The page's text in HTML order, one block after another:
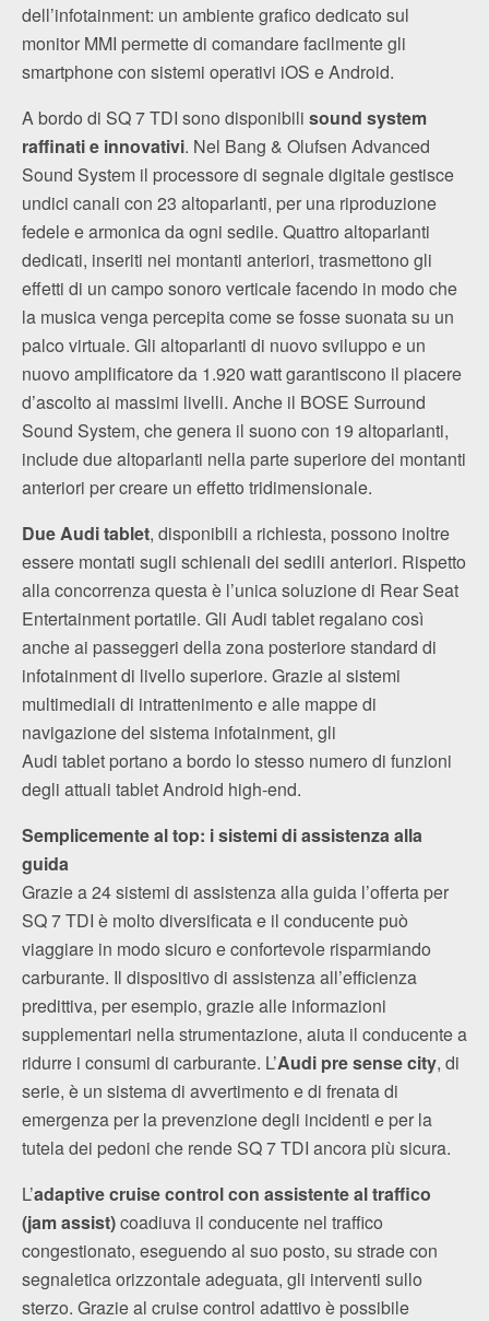
dell’infotainment: un ambiente grafico dedicato sul
monitor MMI permette di comandare facilmente gli
smartphone con sistemi operativi iOS e Android.
A bordo di SQ 7 TDI sono disponibili sound system
raffinati e innovativi. Nel Bang & Olufsen Advanced
Sound System il processore di segnale digitale gestisce
undici canali con 23 altoparlanti, per una riproduzione
fedele e armonica da ogni sedile. Quattro altoparlanti
dedicati, inseriti nei montanti anteriori, trasmettono gli
effetti di un campo sonoro verticale facendo in modo che
la musica venga percepita come se fosse suonata su un
palco virtuale. Gli altoparlanti di nuovo sviluppo e un
nuovo amplificatore da 1.920 watt garantiscono il piacere
d’ascolto ai massimi livelli. Anche il BOSE Surround
Sound System, che genera il suono con 19 altoparlanti,
include due altoparlanti nella parte superiore dei montanti
anteriori per creare un effetto tridimensionale.
Due Audi tablet, disponibili a richiesta, possono inoltre
essere montati sugli schienali dei sedili anteriori. Rispetto
alla concorrenza questa è l’unica soluzione di Rear Seat
Entertainment portatile. Gli Audi tablet regalano così
anche ai passeggeri della zona posteriore standard di
infotainment di livello superiore. Grazie ai sistemi
multimediali di intrattenimento e alle mappe di
navigazione del sistema infotainment, gli
Audi tablet portano a bordo lo stesso numero di funzioni
degli attuali tablet Android high-end.
Semplicemente al top: i sistemi di assistenza alla
guida
Grazie a 24 sistemi di assistenza alla guida l’offerta per
SQ 7 TDI è molto diversificata e il conducente può
viaggiare in modo sicuro e confortevole risparmiando
carburante. Il dispositivo di assistenza all’efficienza
predittiva, per esempio, grazie alle informazioni
supplementari nella strumentazione, aiuta il conducente a
ridurre i consumi di carburante. L’Audi pre sense city, di
serie, è un sistema di avvertimento e di frenata di
emergenza per la prevenzione degli incidenti e per la
tutela dei pedoni che rende SQ 7 TDI ancora più sicura.
L’adaptive cruise control con assistente al traffico
(jam assist)coadiuva il conducente nel traffico
congestionato, eseguendo al suo posto, su strade con
segnaletica orizzontale adeguata, gli interventi sullo
sterzo. Grazie al cruise control adattivo è possibile